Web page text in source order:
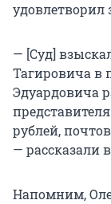
удовлетворил
— [Суд]
Тагировича в
Эдуардовича
рублей,
— рассказали
Напомним,